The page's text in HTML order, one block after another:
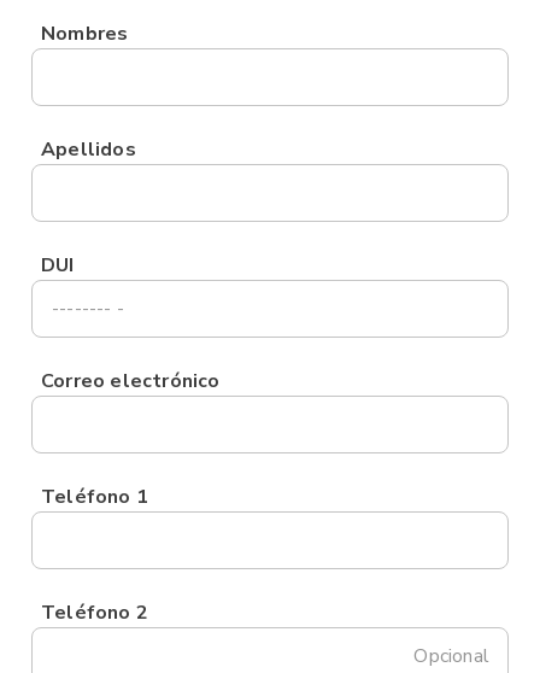
Nombres
Apellidos
DUI
Correo electrónico
Teléfono 1
Teléfono 2
Opcional